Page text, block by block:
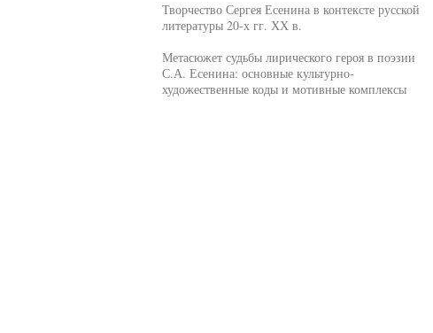
Творчество Сергея Есенина в контексте русской
литературы 20-х гг. ХХ в.
Метасюжет судьбы лирического героя в поэзии
С.А. Есенина: основные культурно-
художественные коды и мотивные комплексы